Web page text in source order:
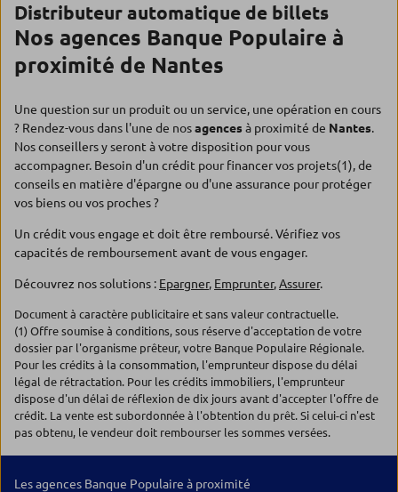
Distributeur automatique de billets
Nos agences Banque Populaire à
proximité de Nantes
Une question sur un produit ou un service, une opération en cours
? Rendez-vous dans l'une de nosagencesà proximité de Nantes.
Nos conseillers y seront à votre disposition pour vous
accompagner. Besoin d'un crédit pour financer vos projets(1), de
conseils en matière d'épargne ou d'une assurance pour protéger
vos biens ou vos proches ?
Un crédit vous engage et doit être remboursé. Vérifiez vos
capacités de remboursement avant de vous engager.
Découvrez nos solutions : Epargner, Emprunter,Assurer.
Document à caractère publicitaire et sans valeur contractuelle.
(1) Offre soumise à conditions, sous réserve d'acceptation de votre
dossier par l'organisme prêteur, votre Banque Populaire Régionale.
Pour les crédits à la consommation, l'emprunteur dispose du délai
légal de rétractation. Pour les crédits immobiliers, l'emprunteur
dispose d'un délai de réflexion de dix jours avant d'accepter l'offre de
crédit. La vente est subordonnée à l'obtention du prêt. Si celui-ci n'est
pas obtenu, le vendeur doit rembourser les sommes versées.
Les agences Banque Populaire à proximité